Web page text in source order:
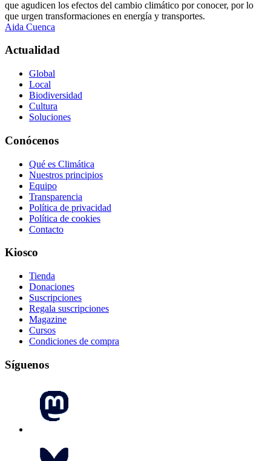
que agudicen los efectos del cambio climático por conocer, por lo
que urgen transformaciones en energía y transportes.
Aida Cuenca
Actualidad
Global
Local
Biodiversidad
Cultura
Soluciones
Conócenos
Qué es Climática
Nuestros principios
Equipo
Transparencia
Política de privacidad
Política de cookies
Contacto
Kiosco
Tienda
Donaciones
Suscripciones
Regala suscripciones
Magazine
Cursos
Condiciones de compra
Síguenos